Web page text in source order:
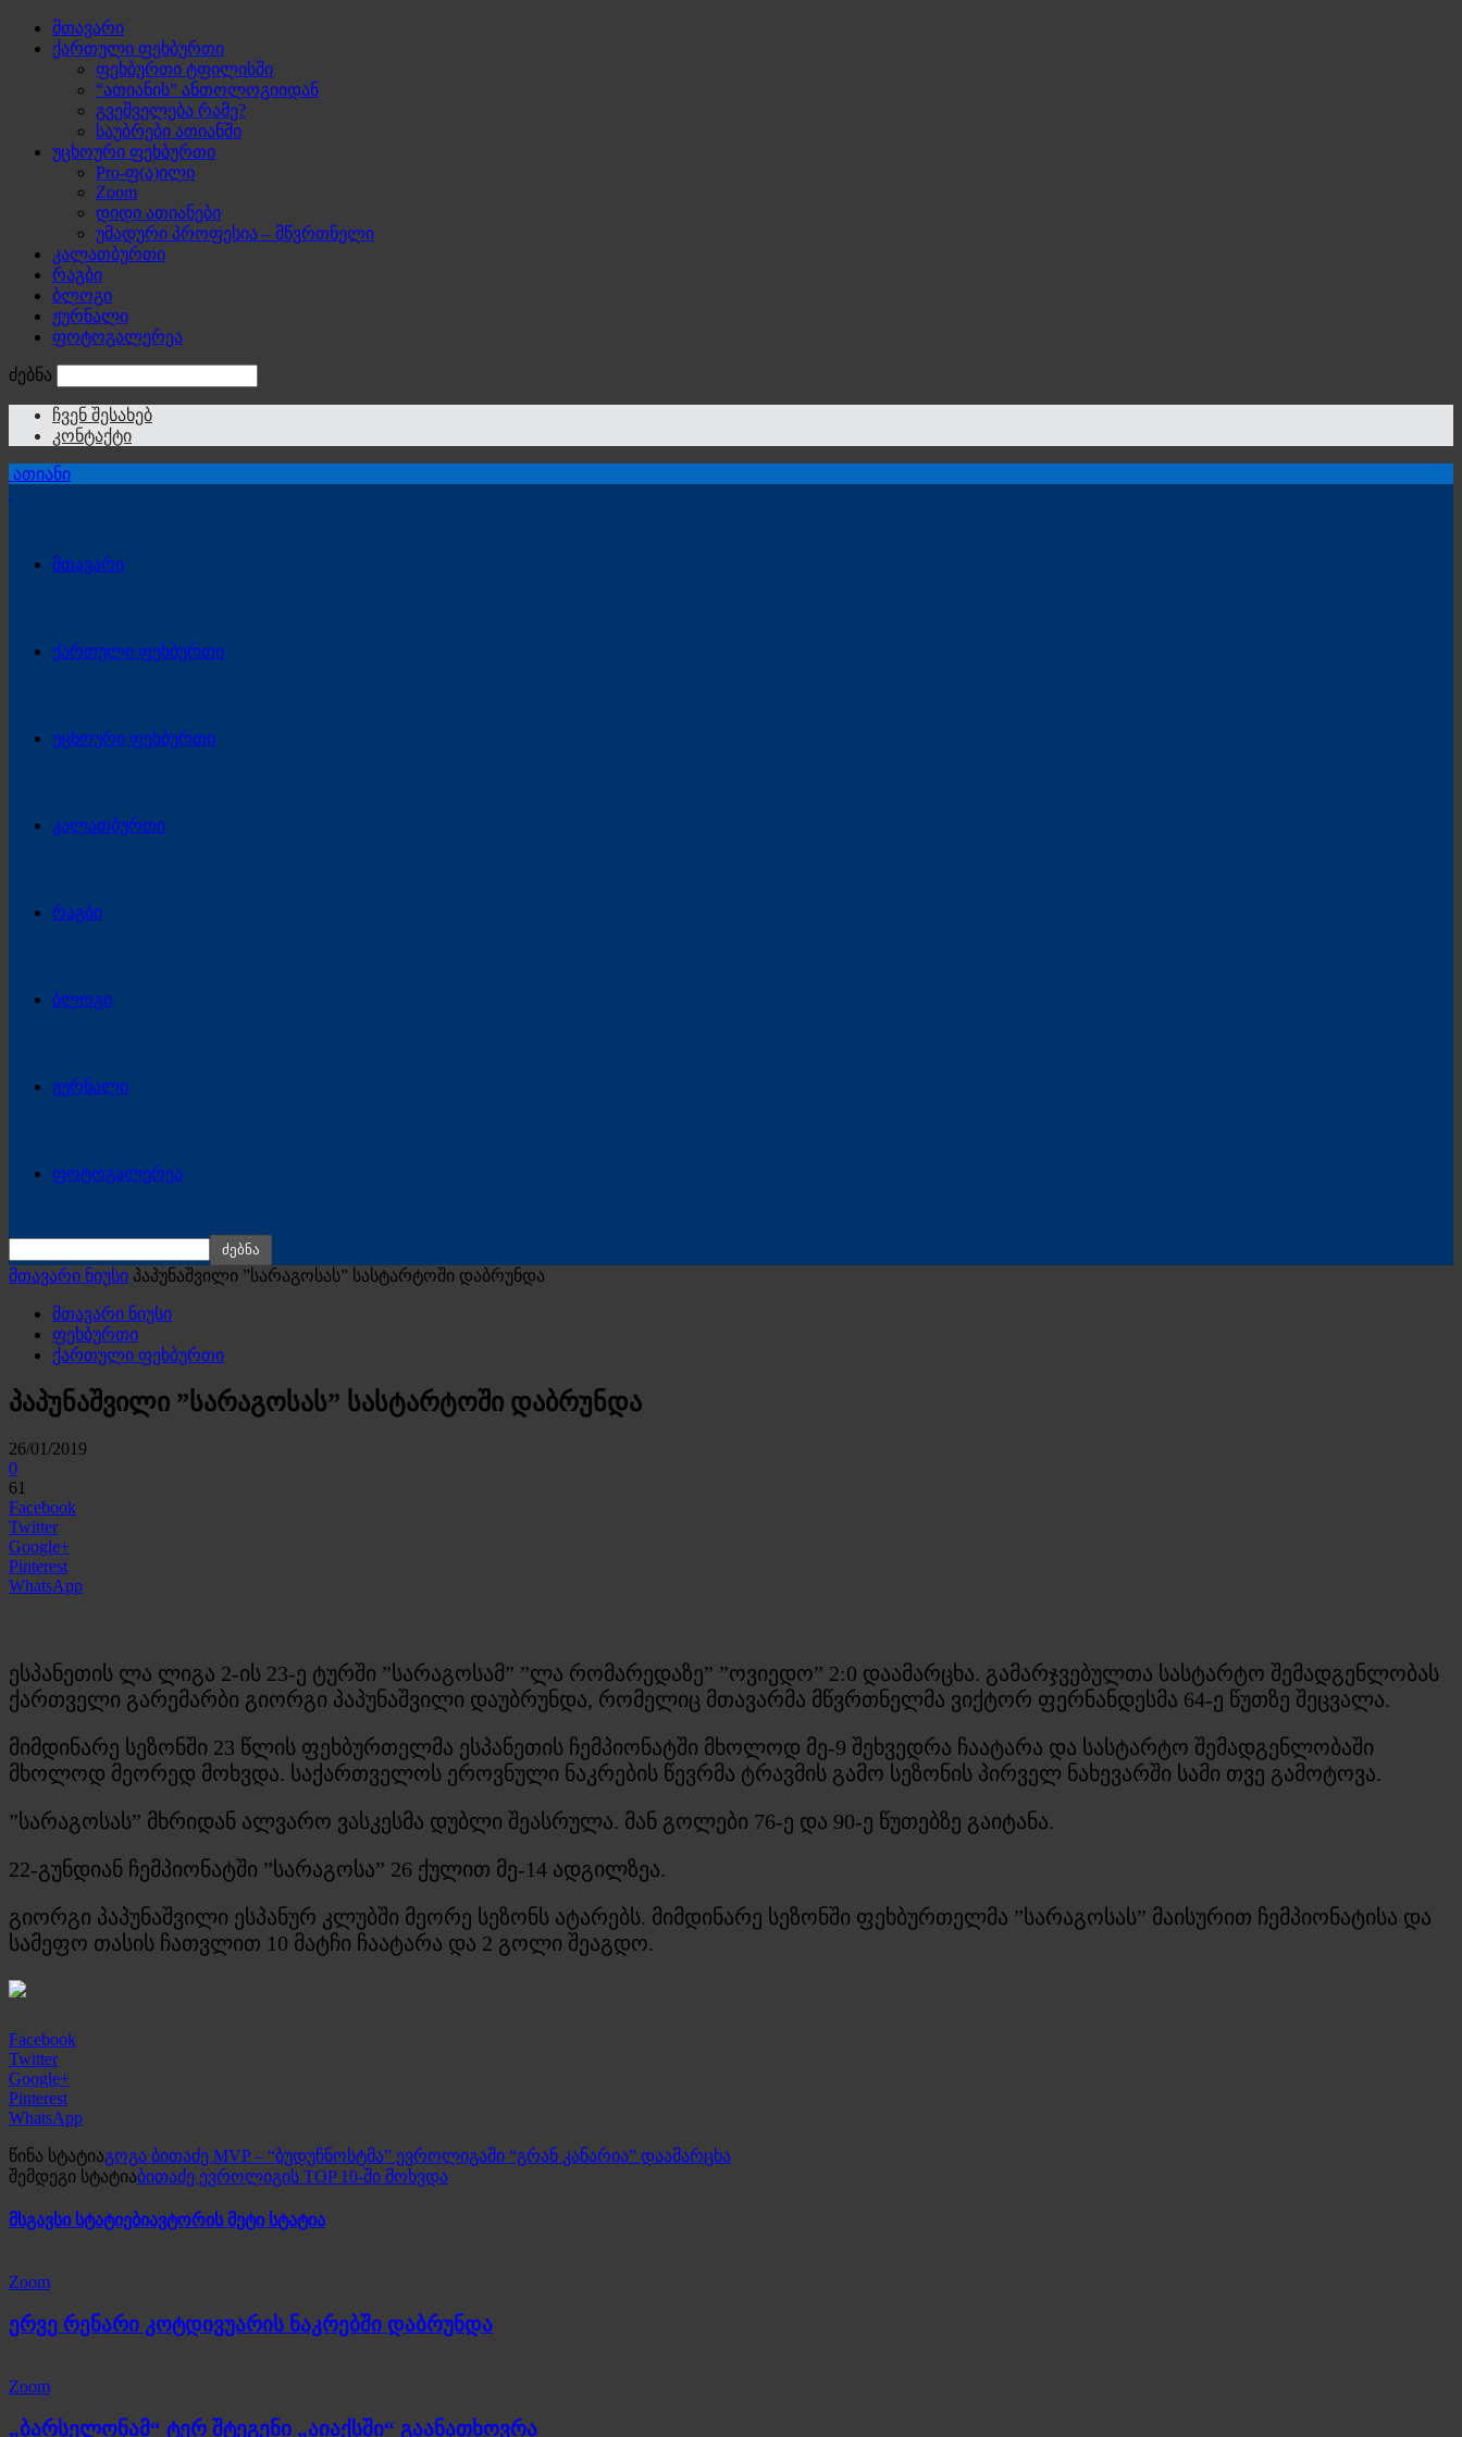
მთავარი
ქართული ფეხბურთი
ფეხბურთი ტფილისში
“ათიანის” ანთოლოგიიდან
გვეშველება რამე?
საუბრები ათიანში
უცხოური ფეხბურთი
Pro-ფ(ა)ილი
Zoom
დიდი ათიანები
უმადური პროფესია – მწვრთნელი
კალათბურთი
რაგბი
ბლოგი
ჟურნალი
ფოტოგალერეა
ძებნა
ჩვენ შესახებ
კონტაქტი
ათიანი
მთავარი
ქართული ფეხბურთი
უცხოური ფეხბურთი
კალათბურთი
რაგბი
ბლოგი
ჟურნალი
ფოტოგალერეა
მთავარი ნიუსი პაპუნაშვილი ”სარაგოსას” სასტარტოში დაბრუნდა
მთავარი ნიუსი
ფეხბურთი
ქართული ფეხბურთი
პაპუნაშვილი ”სარაგოსას” სასტარტოში დაბრუნდა
26/01/2019
0
61
Facebook
Twitter
Google+
Pinterest
WhatsApp
ესპანეთის ლა ლიგა 2-ის 23-ე ტურში ”სარაგოსამ” ”ლა რომარედაზე” ”ოვიედო” 2:0 დაამარცხა. გამარჯვებულთა სასტარტო შემადგენლობას
ქართველი გარემარბი გიორგი პაპუნაშვილი დაუბრუნდა, რომელიც მთავარმა მწვრთნელმა ვიქტორ ფერნანდესმა 64-ე წუთზე შეცვალა.
მიმდინარე სეზონში 23 წლის ფეხბურთელმა ესპანეთის ჩემპიონატში მხოლოდ მე-9 შეხვედრა ჩაატარა და სასტარტო შემადგენლობაში
მხოლოდ მეორედ მოხვდა. საქართველოს ეროვნული ნაკრების წევრმა ტრავმის გამო სეზონის პირველ ნახევარში სამი თვე გამოტოვა.
”სარაგოსას” მხრიდან ალვარო ვასკესმა დუბლი შეასრულა. მან გოლები 76-ე და 90-ე წუთებზე გაიტანა.
22-გუნდიან ჩემპიონატში ”სარაგოსა” 26 ქულით მე-14 ადგილზეა.
გიორგი პაპუნაშვილი ესპანურ კლუბში მეორე სეზონს ატარებს. მიმდინარე სეზონში ფეხბურთელმა ”სარაგოსას” მაისურით ჩემპიონატისა და
სამეფო თასის ჩათვლით 10 მატჩი ჩაატარა და 2 გოლი შეაგდო.
Facebook
Twitter
Google+
Pinterest
WhatsApp
წინა სტატიაგოგა ბითაძე MVP – “ბუდუჩნოსტმა” ევროლიგაში “გრან კანარია” დაამარცხა
შემდეგი სტატიაბითაძე ევროლიგის TOP 10-ში მოხვდა
მსგავსი სტატიებიავტორის მეტი სტატია
Zoom
ერვე რენარი კოტდივუარის ნაკრებში დაბრუნდა
Zoom
„ბარსელონამ“ ტერ შტეგენი „აიაქსში“ გაანათხოვრა